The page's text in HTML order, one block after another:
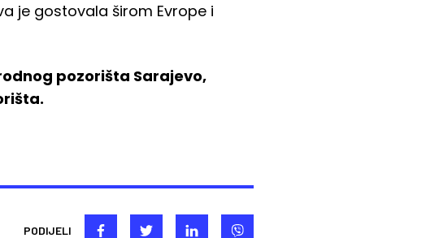
je gostovala širom Evrope i
pozorišta Sarajevo,
PODIJELI